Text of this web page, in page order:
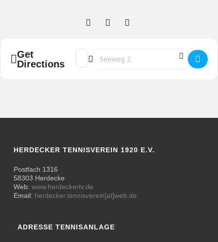
Get
Directions
Address - Herren 40 HTV - TC SSV Elspe 1 []
Destination Address - Herren 40 HTV
HERDECKER TENNISVEREIN 1920 E.V.
Postfach 1316
58303 Herdecke
Web:www.herdeckertv.de
Email: herdecker.tennisverein[at]web.de
ADRESSE TENNISANLAGE